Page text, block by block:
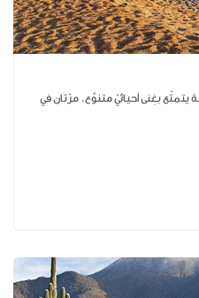
يتمتّع بغِنى أحيائيّ متنوِّع. مرّتان في